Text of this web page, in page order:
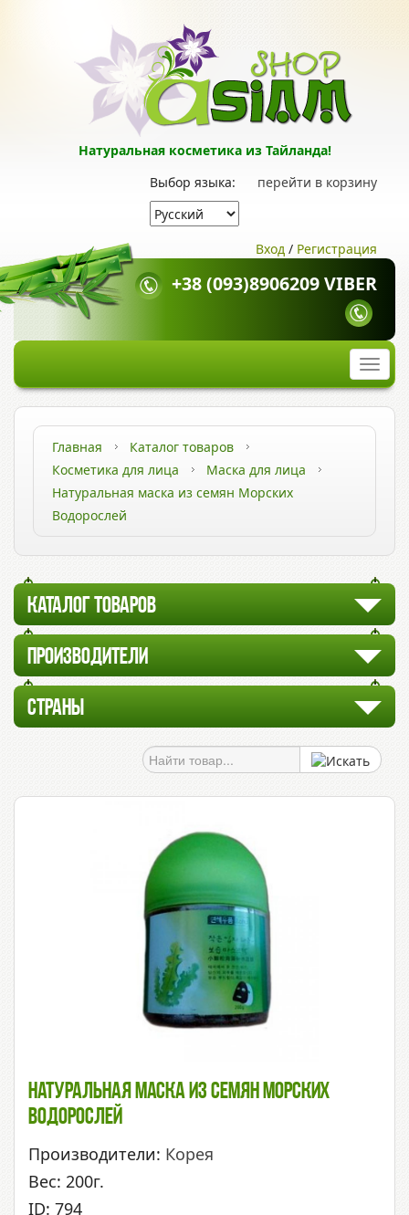
Натуральная косметика из Тайланда!
перейти в корзину
Выбор языка:
Вход / Регистрация
+38 (093)8906209 VIBER
Главная
Каталог товаров
Косметика для лица
Маска для лица
Натуральная маска из семян Морских
Водорослей
КАТАЛОГ ТОВАРОВ
ПРОИЗВОДИТЕЛИ
СТРАНЫ
Натуральная Маска Из Семян Морских
Водорослей
Производители: Корея
Вес: 200г.
ID: 794